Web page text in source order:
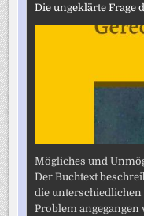
Die ungeklärte Frage
Mögliches und
Der Buchtext
die
Problem